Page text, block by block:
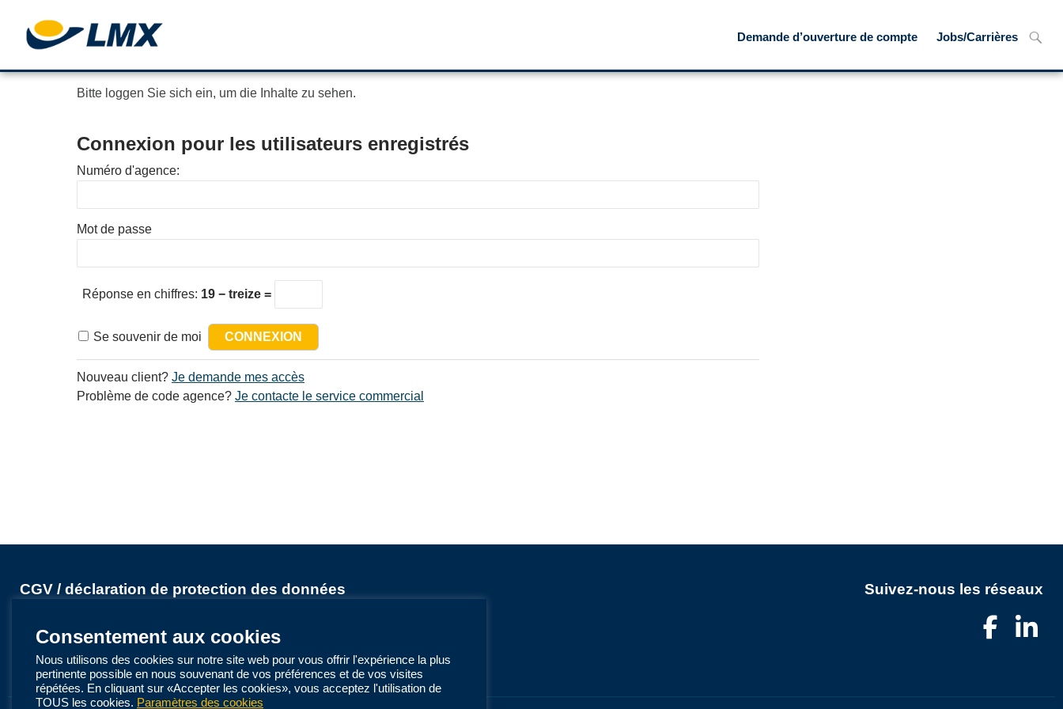
toDemande d’ouverture de compte Jobs/Carrières
Bitte loggen Sie sich ein, um die Inhalte zu sehen.
Connexion pour les utilisateurs enregistrés
Numéro d'agence:
Mot de passe
Réponse en chiffres: 19 − treize =
Se souvenir de moi
Nouveau client? Je demande mes accès
Problème de code agence? Je contacte le service commercial
CGV / déclaration de protection des données
L'abécédaire de vos vacances - LMX Voyages
Français (FR)
Suivez-nous les réseaux
Consentement aux cookies
Nous utilisons des cookies sur notre site web pour vous offrir l'expérience la plus
pertinente possible en nous souvenant de vos préférences et de vos visites
répétées. En cliquant sur «Accepter les cookies», vous acceptez l'utilisation de
TOUS les cookies. Paramètres des cookies